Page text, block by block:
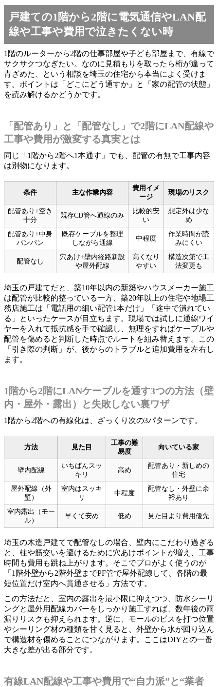
戸建ての1階から2階に電気通信やLAN配
線や工事や費用で泣きたくない時
1階のルーターから2階の仕事部屋や子ども部屋まで、有線で
サクサクつなぎたい。なのに見積もりを取ったら桁が違って
青ざめた、という相談を埼玉の住宅から本当によく受けま
す。ポイントは「どこにどう通すか」と「家の配管の状態」
を読み解けるかどうかです。
「配管あり」と「配管なし」で2階にLAN配線や
工事や費用が激変する真実とは
同じ「1階から2階へ1本通す」でも、配管の有無で工事内容
は別物になります。
条件 主な作業内容
費用イメ
ージ
現場のリスク
配管あり+空き
十分
既存CD管へ通線のみ
比較的安
い
想定外は少な
め
配管あり+中身
パンパン
既存ケーブルを整理
しながら通線
中程度
作業時間が読
みにくい
配管なし
穴あけ+壁内経路新設
や屋外配線
高くなり
やすい
構造次第で工
法変更も
埼玉の戸建てだと、築10年以内の新築やハウスメーカー施工
は配管が比較的整っている一方、築20年以上の住宅や地場工
務店施工は「電話用の細い配管1本だけ」「途中で潰れてい
る」といったケースが目立ちます。現場では試しに通線ワイ
ヤーを入れて抵抗感を手で確認し、無理をすればケーブルや
配管を傷めると判断した時点でルートを組み替えます。この
「引き際の判断」が、後からのトラブルと追加費用を左右し
ます。
1階から2階にLANケーブルを通す3つの方法（壁
内・屋外・露出）と失敗しない裏ワザ
1階から2階への有線化は、ざっくり次の3パターンです。
方法 見た目
工事の難
易度
向いている家
壁内配線
いちばんスッ
キリ
高め
配管あり・新しめの
住宅
屋外配線（外
壁）
室内はスッキ
リ
中程度
配管なし・外壁に余
裕あり
室内露出（モー
ル）
早くて安め 低め 見た目より費用優先
埼玉の木造戸建てで配管なしの場合、壁内にこだわり過ぎる
と、柱や筋交いを避けるために穴あけポイントが増え、工事
時間も費用も跳ね上がります。そこでプロがよく使うのが
「1階外壁から2階外壁までPF管で屋外配線して、各階の最
短位置だけ室内へ貫通させる」方法です。
この方法だと、室内の露出を最小限に抑えつつ、防水シーリ
ングと屋外用配線カバーをしっかり施工すれば、数年後の雨
漏りリスクも抑えられます。逆に、モールのビスを打つ位置
やシーリング材の種類を甘く見ると、外壁から水が回り込ん
で構造材を傷めることにつながります。ここはDIYとの一番
大きな差が出る部分です。
有線LAN配線や工事や費用で“自力派”と“業者